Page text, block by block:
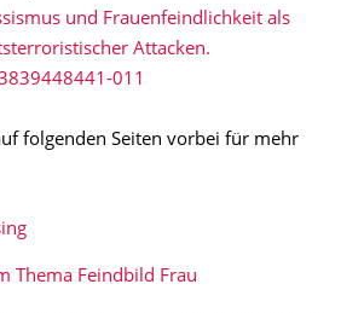
und Frauenfeindlichkeit als
Attacken.
011
folgenden Seiten vorbei für mehr
Thema Feindbild Frau